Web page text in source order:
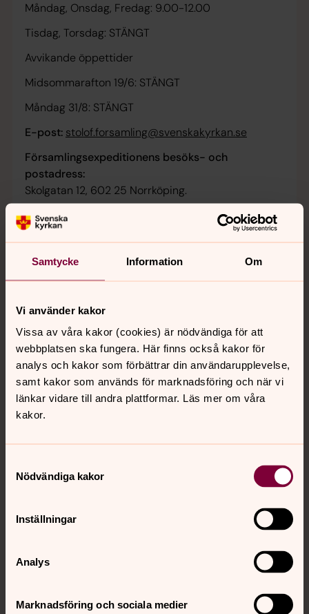
Samtycke Information Om
Vi använder kakor
Vissa av våra kakor (cookies) är nödvändiga för att
webbplatsen ska fungera. Här finns också kakor för
analys och kakor som förbättrar din användarupplevelse,
samt kakor som används för marknadsföring och när vi
länkar vidare till andra plattformar. Läs mer om våra
kakor.
Nödvändiga kakor
Inställningar
Analys
Marknadsföring och sociala medier
Måndag, Onsdag, Fredag: 9.00-12.00
Tisdag, Torsdag: STÄNGT
Avvikande öppettider
Midsommarafton 19/6: STÄNGT
Måndag 31/8: STÄNGT
E-post: stolof.forsamling@svenskakyrkan.se
Församlingsexpeditionens besöks- och
postadress:
Skolgatan 12, 602 25 Norrköping.
EKONOMIAVDELNINGEN
E-post:nkpekoavd@svenskakyrkan.se
Fakturering:
Faktureringsadress (måste alltid anges)
Norrköpings Pastorat
Fack 95801007
R 859
106 54 Stockholm
PDF-faktura via mejl:nkp.faktura@svkn.se
Till denna adress kan du skicka fakturor i PDF-
format. Skicka enbart en faktura per mejl. Ange
EDI/Svedfaktura: